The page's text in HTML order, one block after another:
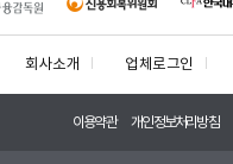
회사소개 업체로그인
이용약관 개인정보처리방침